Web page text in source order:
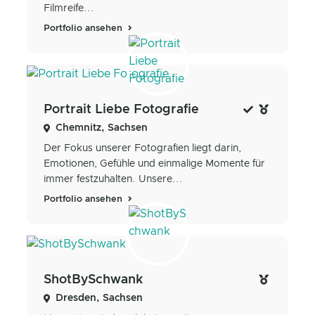
Filmreife...
Portfolio ansehen
Portrait Liebe Fotografie
Chemnitz, Sachsen
Der Fokus unserer Fotografien liegt darin,
Emotionen, Gefühle und einmalige Momente für
immer festzuhalten. Unsere...
Portfolio ansehen
ShotBySchwank
Dresden, Sachsen